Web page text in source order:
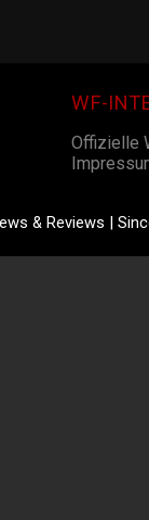
WF-
Offizielle
& Reviews |